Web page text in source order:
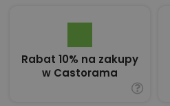
Rabat 10% na zakupy
w Castorama